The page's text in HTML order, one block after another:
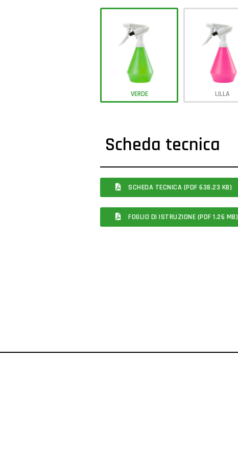
VERDE LILLA
Scheda tecnica
SCHEDA TECNICA (PDF 638.23 KB)
FOGLIO DI ISTRUZIONE (PDF 1.26 MB)